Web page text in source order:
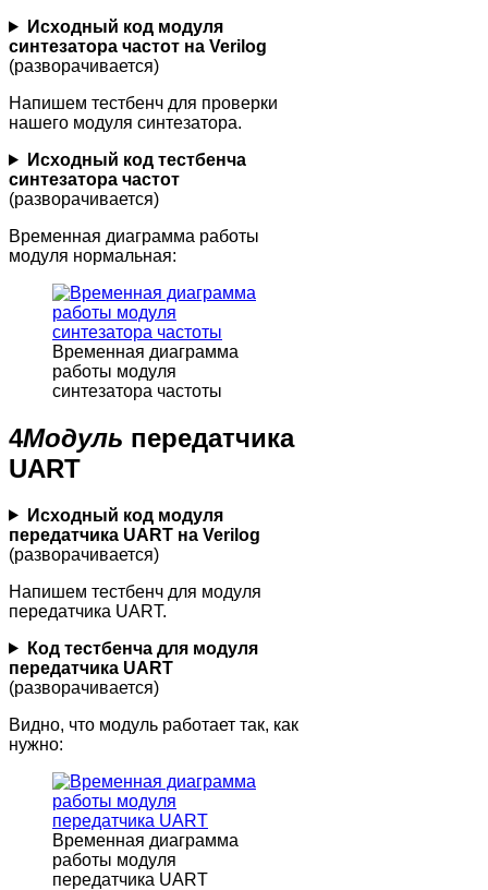
Исходный код модуля
синтезатора частот на Verilog
(разворачивается)
Напишем тестбенч для проверки
нашего модуля синтезатора.
Исходный код тестбенча
синтезатора частот
(разворачивается)
Временная диаграмма работы
модуля нормальная:
Временная диаграмма
работы модуля
синтезатора частоты
4Модуль передатчика
UART
Исходный код модуля
передатчика UART на Verilog
(разворачивается)
Напишем тестбенч для модуля
передатчика UART.
Код тестбенча для модуля
передатчика UART
(разворачивается)
Видно, что модуль работает так, как
нужно:
Временная диаграмма
работы модуля
передатчика UART